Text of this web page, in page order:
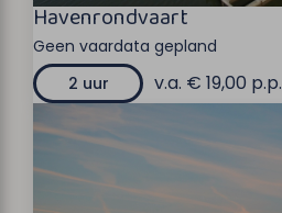
Havenrondvaart
Geen vaardata gepland
2 uur
v.a. € 19,00 p.p.